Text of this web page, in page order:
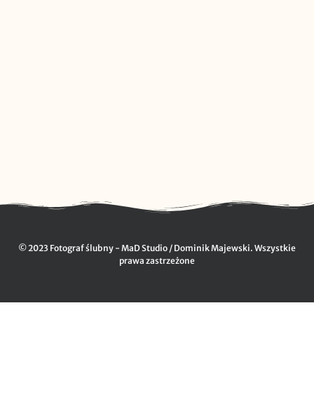
© 2023 Fotograf ślubny - MaD Studio / Dominik Majewski. Wszystkie
prawa zastrzeżone